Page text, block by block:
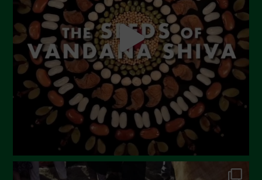
Luglio 2023
Giugno 2023
Maggio 2023
Aprile 2023
Marzo 2023
Febbraio 2023
Dicembre 2022
Novembre 2022
Ottobre 2022